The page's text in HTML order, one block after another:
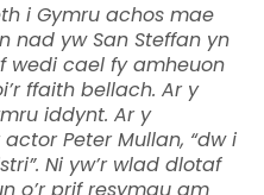
i Gymru achos mae
nad yw San Steffan yn
wedi cael fy amheuon
ffaith bellach. Ar y
iddynt. Ar y
Peter Mullan, “dw i
Ni yw’r wlad dlotaf